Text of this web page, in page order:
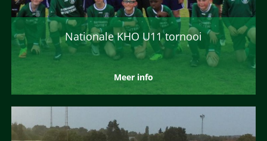
Nationale KHO U11 tornooi
Meer info